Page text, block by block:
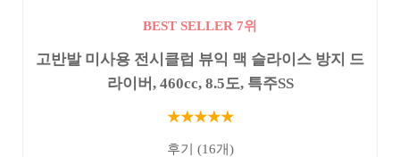
BEST SELLER 7위
고반발 미사용 전시클럽 뷰익 맥 슬라이스 방지 드
라이버, 460cc, 8.5도, 특주SS
★★★★★
후기 (16개)